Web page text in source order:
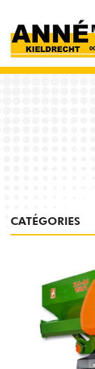
CATÉGORIES